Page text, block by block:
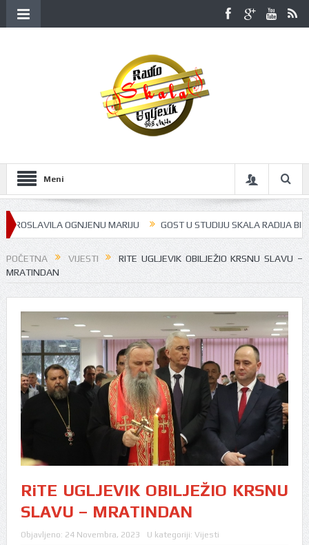
Meni
OGNJENU MARIJU GOST U STUDIJU SKALA RADIJA BILA JE
POČETNA VIJESTI
RITE UGLJEVIK OBILJEŽIO KRSNU SLAVU –
MRATINDAN
RiTE UGLJEVIK OBILJEŽIO KRSNU
SLAVU – MRATINDAN
Objavljeno: 24 Novembra, 2023 U kategoriji: Vijesti